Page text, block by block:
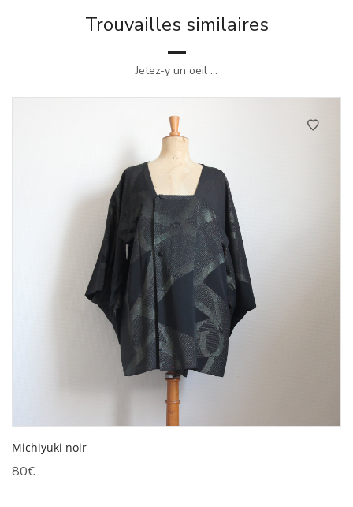
Trouvailles similaires
Jetez-y un oeil ...
Michiyuki noir
80€